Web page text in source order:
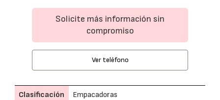
Solicite más información sin
compromiso
Ver teléfono
Clasificación Empacadoras